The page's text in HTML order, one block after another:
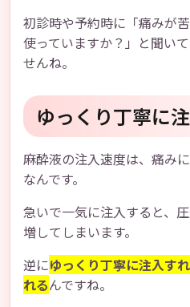
初診時や予約時に「痛みが
使っていますか？」と聞い
せんね。
ゆっくり丁寧に
麻酔液の注入速度は、痛み
なんです。
急いで一気に注入すると、
増してしまいます。
逆にゆっくり丁寧に注入す
れるんですね。